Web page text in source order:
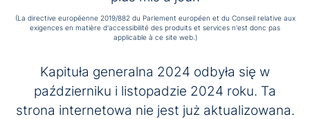
pracy, podejmą decyzje dotyczące przyszłych planów
Zakonu Bonifratrów, a także przystąpią do wyboru
Zdjęcia z tego dnia można znaleźć
tutaj.
(La directive européenne 2019/882 du Parlement européen et du Conseil relative aux
exigences en matière d'accessibilité des produits et services n'est donc pas
applicable à ce site web.)
Kapituła generalna 2024 odbyła się w
październiku i listopadzie 2024 roku. Ta
strona internetowa nie jest już aktualizowana.